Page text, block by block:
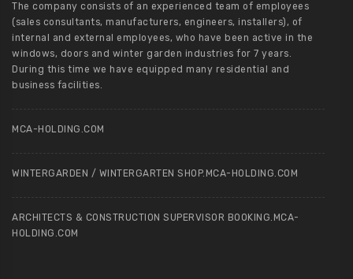
The company consists of an experienced team of employees
(sales consultants, manufacturers, engineers, installers), of
internal and external employees, who have been active in the
windows, doors and winter garden industries for 7 years.
During this time we have equipped many residential and
business facilities.
MCA-HOLDING.COM
WINTERGARDEN / WINTERGARTEN SHOP.MCA-HOLDING.COM
ARCHITECTS & CONSTRUCTION SUPERVISOR BOOKING.MCA-
HOLDING.COM